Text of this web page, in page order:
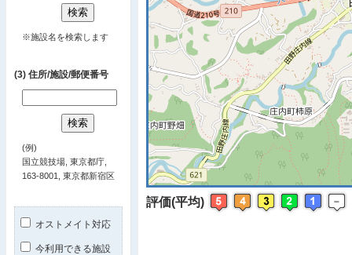
※ マップを
評価(平均)
※施設名を検索します
(3) 住所/施設/郵便番号
(例)
国立競技場, 東京都庁,
163-8001, 東京都新宿区
オストメイト対応
今利用できる施設